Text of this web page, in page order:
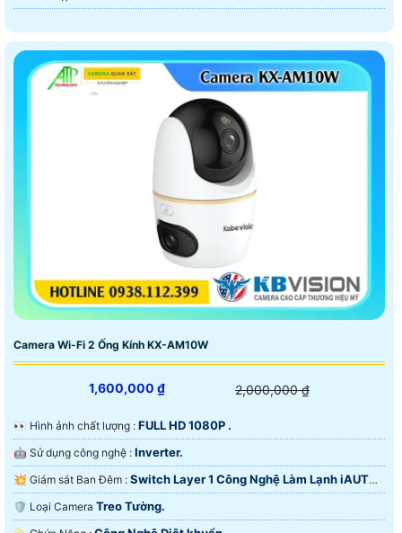
Camera Wi-Fi 2 Ống Kính KX-AM10W
1,600,000 ₫ 2,000,000 ₫
️👀 Hình ảnh chất lượng : FULL HD 1080P .
🤖️ Sử dụng công nghệ : Inverter.
💥 Giám sát Ban Đêm : Switch Layer 1 Công Nghệ Làm Lạnh iAUTO-
X. 🛡 Loại Camera Treo Tường.